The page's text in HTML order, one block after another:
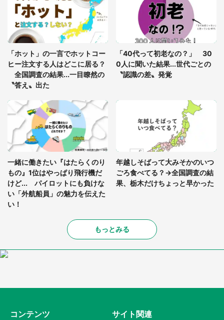
人驚がく 何が存在しないか、あなたはわかる？
「修学旅行に途中参加する娘を送って行ったら、真
っ暗な道で遭難状態。なんとか見つけた民家に助け
を求めると、住人の男性が...」
「ホット」の一言でホットコー
ヒー注文する人はどこに居る？
全国調査の結果...一目瞭然の
〝答え〟出た
「40代って初老なの？」 30
0人に聞いた結果...世代ごとの
〝認識の差〟発覚
一緒に働きたい『はたらくのり
もの』1位はやっぱり飛行機だ
けど... パイロットにも負けな
い「外航船員」の魅力を伝えた
い！
年越しそばって大みそかのいつ
ごろ食べてる？→全国調査の結
果、栃木だけちょっと早かった
もっとみる
コンテンツ サイト関連